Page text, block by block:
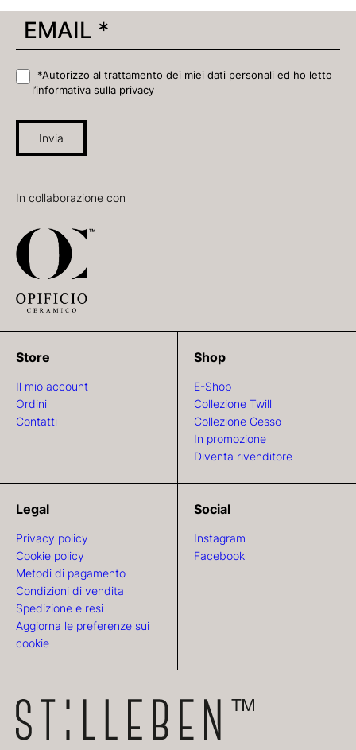
*Autorizzo al trattamento dei miei dati personali ed ho letto
l’informativa sulla privacy
Invia
In collaborazione con
Store
Il mio account
Ordini
Contatti
Shop
E-Shop
Collezione Twill
Collezione Gesso
In promozione
Diventa rivenditore
Legal
Privacy policy
Cookie policy
Metodi di pagamento
Condizioni di vendita
Spedizione e resi
Aggiorna le preferenze sui
cookie
Social
Instagram
Facebook